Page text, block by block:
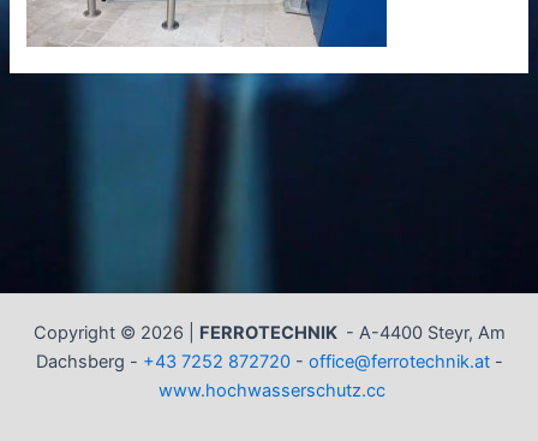
Copyright © 2026 | FERROTECHNIK - A-4400 Steyr, Am
Dachsberg - +43 7252 872720- office@ferrotechnik.at-
www.hochwasserschutz.cc